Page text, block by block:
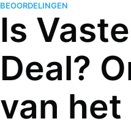
BEOORDELINGEN
Is
Deal?
van